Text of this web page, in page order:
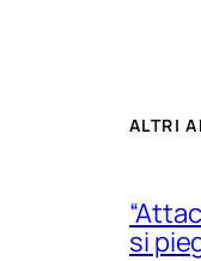
ALTRI
si